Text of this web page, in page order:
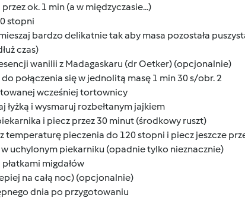
ok. 1 min (a w międzyczasie...)
stopni
bardzo delikatnie tak aby masa pozostała
czas)
wanilii z Madagaskaru (dr Oetker) (opcjonalnie)
połączenia się w jednolitą masę 1 min 30 s/obr. 2
wcześniej tortownicy
łyżką i wysmaruj rozbełtanym jajkiem
i piecz przez 30 minut (środkowy ruszt)
temperaturę pieczenia do 120 stopni i piecz jeszcze
uchylonym piekarniku (opadnie tylko nieznacznie)
migdałów
na całą noc) (opcjonalnie)
dnia po przygotowaniu